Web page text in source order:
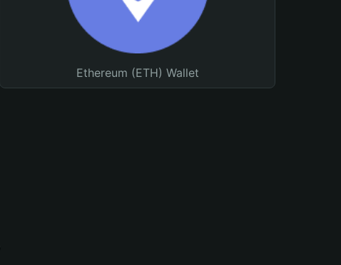
Ethereum (ETH) Wallet